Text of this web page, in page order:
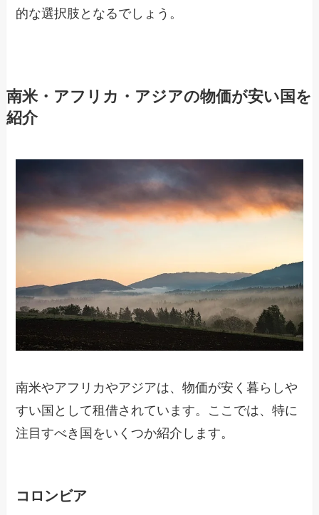
的な選択肢となるでしょう。
南米・アフリカ・アジアの物価が安い国を
紹介
南米やアフリカやアジアは、物価が安く暮らしや
すい国として租借されています。ここでは、特に
注目すべき国をいくつか紹介します。
コロンビア